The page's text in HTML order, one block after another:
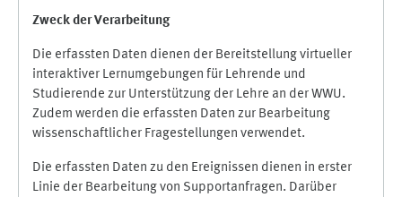
Zweck der Verarbeitung
Die erfassten Daten dienen der Bereitstellung virtueller
interaktiver Lernumgebungen für Lehrende und
Studierende zur Unterstützung der Lehre an der WWU.
Zudem werden die erfassten Daten zur Bearbeitung
wissenschaftlicher Fragestellungen verwendet.
Die erfassten Daten zu den Ereignissen dienen in erster
Linie der Bearbeitung von Supportanfragen. Darüber